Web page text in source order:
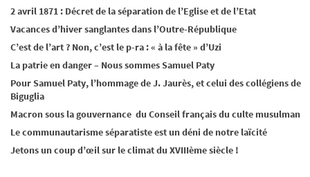
2 avril 1871 : Décret de la séparation de l’Eglise et de l’Etat
Vacances d’hiver sanglantes dans l’Outre-République
C’est de l’art ? Non, c’est le p-ra : « à la fête » d’Uzi
La patrie en danger – Nous sommes Samuel Paty
Pour Samuel Paty, l’hommage de J. Jaurès, et celui des collégiens de
Biguglia
Macron sous la gouvernance du Conseil français du culte musulman
Le communautarisme séparatiste est un déni de notre laïcité
Jetons un coup d’œil sur le climat du XVIIIème siècle !